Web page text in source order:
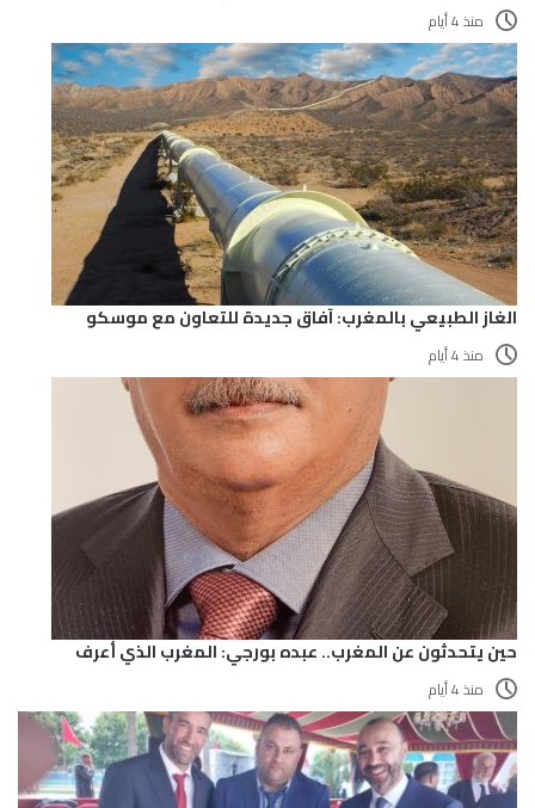
منذ 4 أيام
الغاز الطبيعي بالمغرب: آفاق جديدة للتعاون مع موسكو
منذ 4 أيام
حين يتحدثون عن المغرب.. عبده بورجي: المغرب الذي أعرف
منذ 4 أيام